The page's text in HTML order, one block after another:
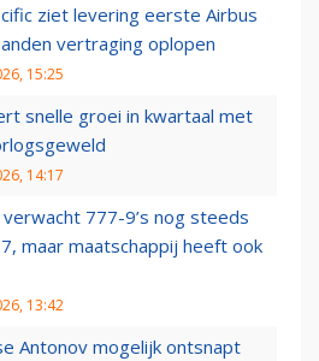
ziet levering eerste Airbus
vertraging oplopen
15:25
snelle groei in kwartaal met
14:17
verwacht 777-9’s nog steeds
maar maatschappij heeft ook
13:42
Antonov mogelijk ontsnapt